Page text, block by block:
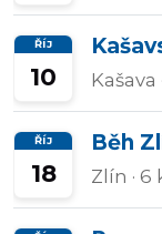
ŘÍJ
10 Kašava
ŘÍJ
18
Běh
Zlín · 6